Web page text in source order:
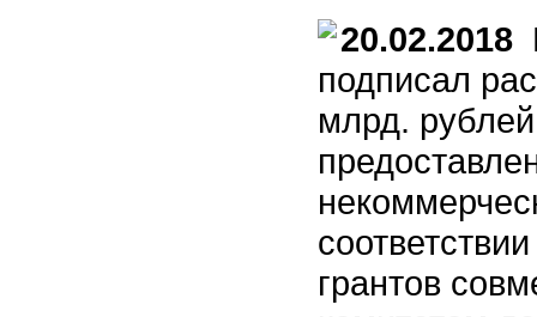
20.02.2018
подписал
млрд.
грантов